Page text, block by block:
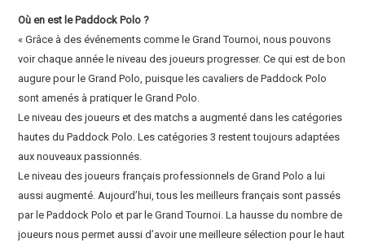
Où en est le Paddock Polo ?
« Grâce à des événements comme le Grand Tournoi, nous pouvons
voir chaque année le niveau des joueurs progresser. Ce qui est de bon
augure pour le Grand Polo, puisque les cavaliers de Paddock Polo
sont amenés à pratiquer le Grand Polo.
Le niveau des joueurs et des matchs a augmenté dans les catégories
hautes du Paddock Polo. Les catégories 3 restent toujours adaptées
aux nouveaux passionnés.
Le niveau des joueurs français professionnels de Grand Polo a lui
aussi augmenté. Aujourd’hui, tous les meilleurs français sont passés
par le Paddock Polo et par le Grand Tournoi. La hausse du nombre de
joueurs nous permet aussi d’avoir une meilleure sélection pour le haut